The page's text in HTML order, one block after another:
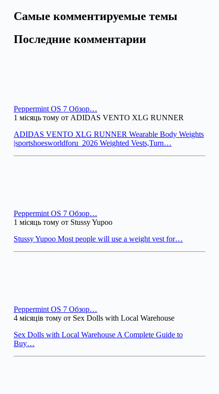
Самые комментируемые темы
Последние комментарии
Peppermint OS 7 Обзор…
1 місяць тому от ADIDAS VENTO XLG RUNNER
ADIDAS VENTO XLG RUNNER Wearable Body Weights
|sportshoesworldforu_2026 Weighted Vests,Turn…
Peppermint OS 7 Обзор…
1 місяць тому от Stussy Yupoo
Stussy Yupoo Most people will use a weight vest for…
Peppermint OS 7 Обзор…
4 місяців тому от Sex Dolls with Local Warehouse
Sex Dolls with Local Warehouse A Complete Guide to
Buy…